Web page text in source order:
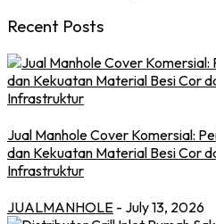
Recent Posts
Jual Manhole Cover Komersial:
dan Kekuatan Material Besi Cor
Infrastruktur
JUALMANHOLE - July 13, 2026